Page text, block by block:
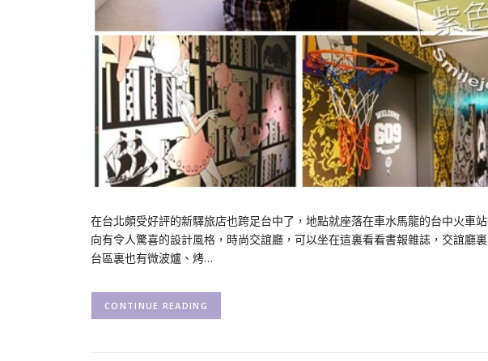
在台北頗受好評的新驛旅店也跨足台中了，地點就座落在車水馬龍的台中火車
向有令人驚喜的設計風格，時尚交誼廳，可以坐在這裏看看書報雜誌，交誼廳
台區裏也有微波爐、烤…
CONTINUE READING